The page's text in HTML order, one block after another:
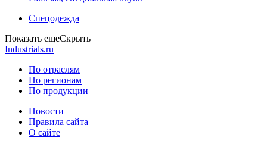
Спецодежда
Показать ещеСкрыть
Industrials.ru
По отраслям
По регионам
По продукции
Новости
Правила сайта
О сайте